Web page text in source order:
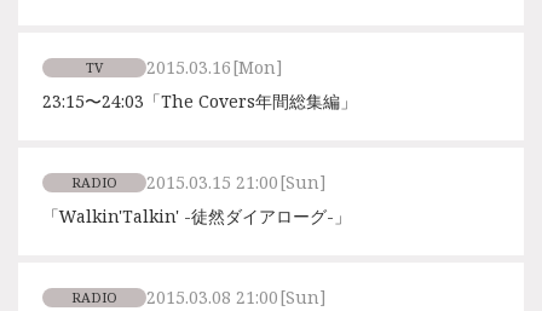
TV 2015.03.16[Mon]
23:15〜24:03「The Covers年間総集編」
RADIO 2015.03.15 21:00[Sun]
「Walkin'Talkin' -徒然ダイアローグ-」
RADIO 2015.03.08 21:00[Sun]